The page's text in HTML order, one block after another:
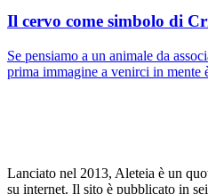
Il cervo come simbolo di
Se pensiamo a un animale da
prima immagine a venirci in mente
Lanciato nel 2013, Aleteia è un
su internet. Il sito è pubblicato in